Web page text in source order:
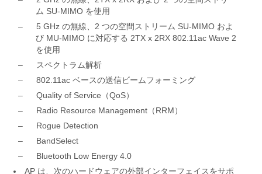
ム SU-MIMO を使用
–
5 GHz の無線、2 つの空間ストリーム SU-MIMO およ
び MU-MIMO に対応する 2TX x 2RX 802.11ac Wave 2
を使用
–
スペクトラム解析
–
802.11ac ベースの送信ビームフォーミング
–
Quality of Service（QoS）
–
Radio Resource Management（RRM）
–
Rogue Detection
–
BandSelect
–
Bluetooth Low Energy 4.0
AP は、次のハードウェアの外部インターフェイスをサポ